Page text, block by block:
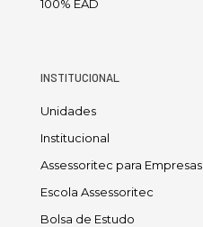
100% EAD
INSTITUCIONAL
Unidades
Institucional
Assessoritec para Empresas
Escola Assessoritec
Bolsa de Estudo